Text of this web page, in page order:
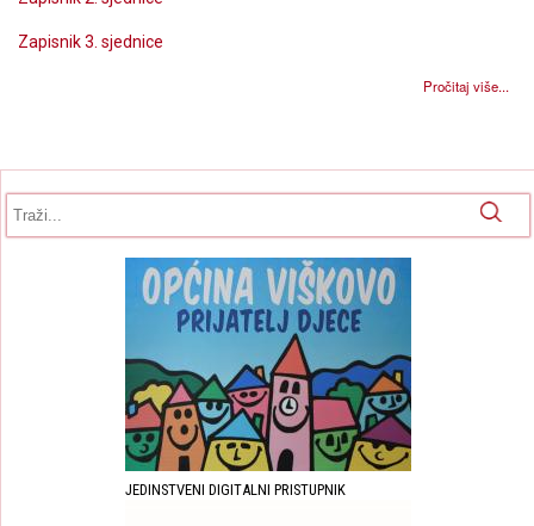
Zapisnik 3. sjednice
Pročitaj više...
JEDINSTVENI DIGITALNI PRISTUPNIK